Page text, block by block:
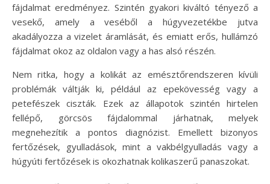
fájdalmat eredményez. Szintén gyakori kiváltó tényező a
vesekő, amely a veséből a húgyvezetékbe jutva
akadályozza a vizelet áramlását, és emiatt erős, hullámzó
fájdalmat okoz az oldalon vagy a has alsó részén.
Nem ritka, hogy a kolikát az emésztőrendszeren kívüli
problémák váltják ki, például az epekövesség vagy a
petefészek ciszták. Ezek az állapotok szintén hirtelen
fellépő, görcsös fájdalommal járhatnak, melyek
megnehezítik a pontos diagnózist. Emellett bizonyos
fertőzések, gyulladások, mint a vakbélgyulladás vagy a
húgyúti fertőzések is okozhatnak kolikaszerű panaszokat.